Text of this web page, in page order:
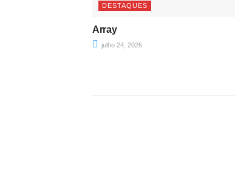
DESTAQUES
Array
julho 24, 2026